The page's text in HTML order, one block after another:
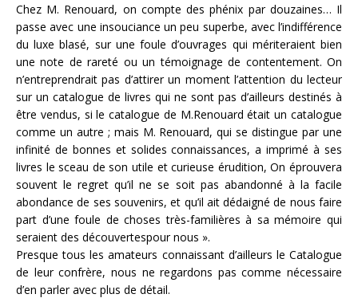
Chez M. Renouard, on compte des phénix par douzaines… Il
passe avec une insouciance un peu superbe, avec l’indifférence
du luxe blasé, sur une foule d’ouvrages qui mériteraient bien
une note de rareté ou un témoignage de contentement. On
n’entreprendrait pas d’attirer un moment l’attention du lecteur
sur un catalogue de livres qui ne sont pas d’ailleurs destinés à
être vendus, si le catalogue de M.Renouard était un catalogue
comme un autre ; mais M. Renouard, qui se distingue par une
infinité de bonnes et solides connaissances, a imprimé à ses
livres le sceau de son utile et curieuse érudition, On éprouvera
souvent le regret qu’il ne se soit pas abandonné à la facile
abondance de ses souvenirs, et qu’il ait dédaigné de nous faire
part d’une foule de choses très-familières à sa mémoire qui
seraient des découvertespour nous ».
Presque tous les amateurs connaissant d’ailleurs le Catalogue
de leur confrère, nous ne regardons pas comme nécessaire
d’en parler avec plus de détail.